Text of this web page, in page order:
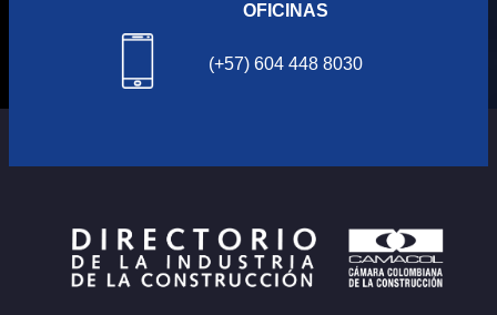
OFICINAS
(+57) 604 448 8030